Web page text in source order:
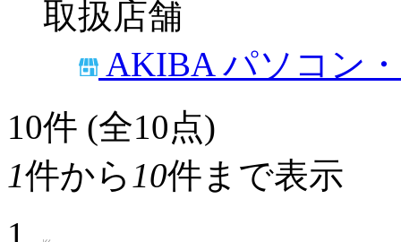
取扱店舗
AKIBA パソコン
10件 (全10点)
1件から 10件まで表示